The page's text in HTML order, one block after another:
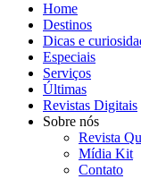
Home
Destinos
Dicas e
Especiais
Serviços
Últimas
Revistas Digitais
Sobre nós
Revista
Mídia Kit
Contato